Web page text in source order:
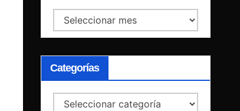
Archivos
Categorías
Categorías